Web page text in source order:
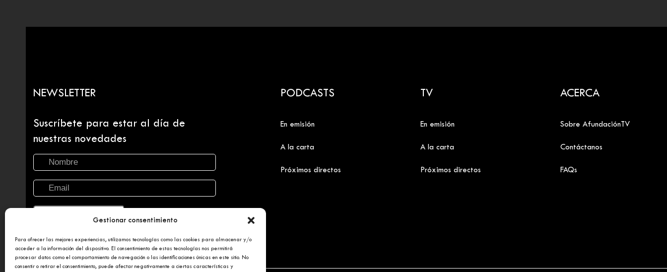
Gestionar consentimiento
Para ofrecer las mejores experiencias, utilizamos tecnologías como las cookies para almacenar y/o
acceder a la información del dispositivo. El consentimiento de estas tecnologías nos permitirá
procesar datos como el comportamiento de navegación o las identificaciones únicas en este sitio. No
consentir o retirar el consentimiento, puede afectar negativamente a ciertas características y
NEWSLETTER
Suscríbete para estar al día de
nuestras novedades
PODCASTS
En emisión
A la carta
Próximos directos
TV
En emisión
A la carta
Próximos directos
ACERCA
Sobre AfundaciónTV
Contáctanos
FAQs